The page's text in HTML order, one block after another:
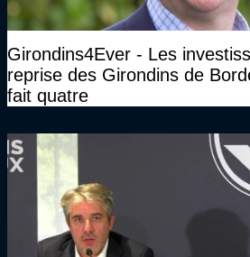
Girondins4Ever - Les
reprise des Girondins de
fait quatre